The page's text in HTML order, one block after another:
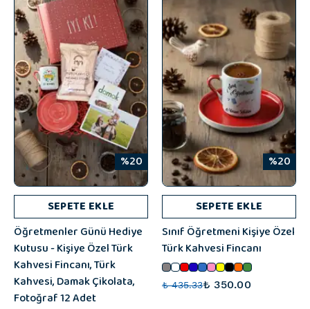
%20
SEPETE EKLE
Öğretmenler Günü Hediye
Kutusu - Kişiye Özel Türk
Kahvesi Fincanı, Türk
Kahvesi, Damak Çikolata,
Fotoğraf 12 Adet
%20
SEPETE EKLE
Sınıf Öğretmeni Kişiye Özel
Türk Kahvesi Fincanı
₺ 435.33₺ 350.00